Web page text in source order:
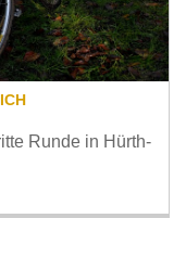
Runde in Hürth-